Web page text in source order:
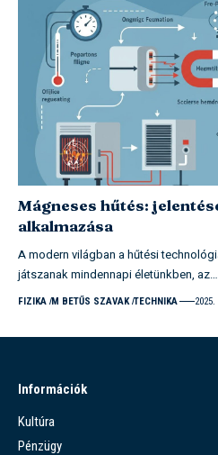
Mágneses hűtés:
alkalmazása
A modern világban a hűtési
játszanak mindennapi életünkben, az…
FIZIKA M BETŰS SZAVAK TECHNIKA 2025.
Információk
Kultúra
Pénzügy